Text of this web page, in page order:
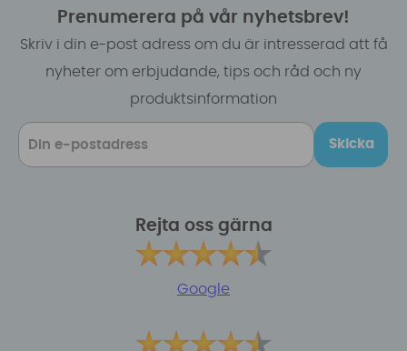
Prenumerera på vår nyhetsbrev!
Skriv i din e-post adress om du är intresserad att få
nyheter om erbjudande, tips och råd och ny
produktsinformation
Skicka
Rejta oss gärna
Google